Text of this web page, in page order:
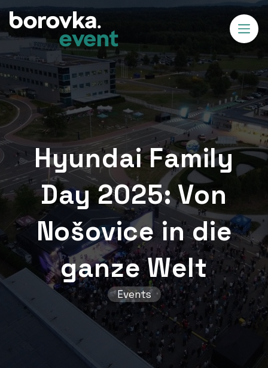
Hyundai Family
Day 2025: Von
Nošovice in die
ganze Welt
Events